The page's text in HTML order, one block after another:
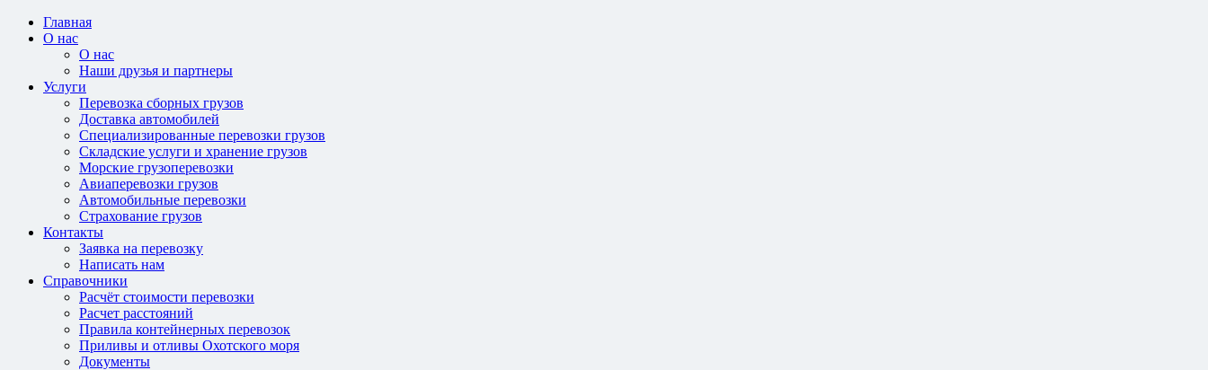
Главная
О нас
О нас
Наши друзья и партнеры
Услуги
Перевозка сборных грузов
Доставка автомобилей
Специализированные перевозки грузов
Складские услуги и хранение грузов
Морские грузоперевозки
Авиаперевозки грузов
Автомобильные перевозки
Страхование грузов
Контакты
Заявка на перевозку
Написать нам
Справочники
Расчёт стоимости перевозки
Расчет расстояний
Правила контейнерных перевозок
Приливы и отливы Охотского моря
Документы